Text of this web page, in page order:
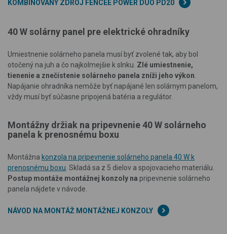
KOMBINOVANÝ ZDROJ FENCEE POWER DUO PD20
40 W solárny panel pre elektrické ohradníky
Umiestnenie solárneho panela musí byť zvolené tak, aby bol
otočený na juh a čo najkolmejšie k slnku. Zlé umiestnenie,
tienenie a znečistenie solárneho panela zníži jeho výkon
Napájanie ohradníka nemôže byť napájané len solárnym panelom,
vždy musí byť súčasne pripojená batéria a regulátor.
Montážny držiak na pripevnenie 40 W solárneho
panela k prenosnému boxu
Montážna konzola na pripevnenie solárneho panela 40 W k
prenosnému boxu . Skladá sa z 5 dielov a spojovacieho materiálu.
Postup montáže montážnej konzoly na pripevnenie solárneho
panela nájdete v návode.
NÁVOD NA MONTÁŽ MONTÁŽNEJ KONZOLY